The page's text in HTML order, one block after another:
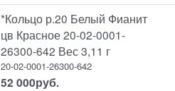
*Кольцо р.20 Белый Фианит
цв Красное 20-02-0001-
26300-642 Вес 3,11 г
20-02-0001-26300-642
52 000руб.